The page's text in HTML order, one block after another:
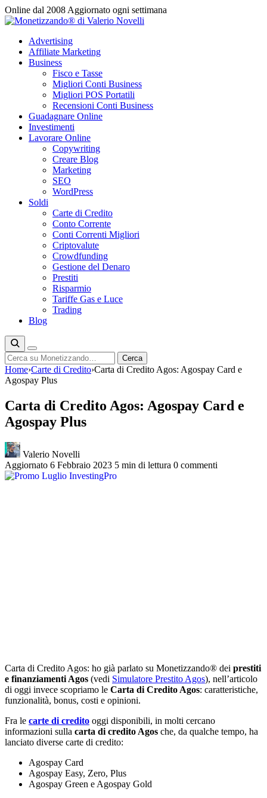
Vai
al
Online dal 2008 Aggiornato ogni settimana
Advertising
Affiliate Marketing
Business
Fisco e Tasse
Migliori Conti Business
Migliori POS Portatili
Recensioni Conti Business
Guadagnare Online
Investimenti
Lavorare Online
Copywriting
Creare Blog
Marketing
SEO
WordPress
Soldi
Carte di Credito
Conto Corrente
Conti Correnti Migliori
Criptovalute
Crowdfunding
Gestione del Denaro
Prestiti
Risparmio
Tariffe Gas e Luce
Trading
Blog
Cerca Cerca
Home›Carte di Credito›Carta di Credito Agos: Agospay Card e
Agospay Plus
Carta di Credito Agos: Agospay Card e
Agospay Plus
Valerio Novelli
Aggiornato 6 Febbraio 2023 5 min di lettura 0 commenti
Carta di Credito Agos: ho già parlato su Monetizzando® dei prestiti
e finanziamenti Agos (vedi Simulatore Prestito Agos), nell’articolo
di oggi invece scopriamo le Carta di Credito Agos: caratteristiche,
funzionalità, bonus, costi e opinioni.
Fra le carte di credito oggi disponibili, in molti cercano
informazioni sulla carta di credito Agos che, da qualche tempo, ha
lanciato diverse carte di credito:
Agospay Card
Agospay Easy, Zero, Plus
Agospay Green e Agospay Gold